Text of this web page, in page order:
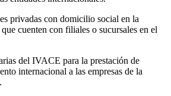
privadas con domicilio social en la
cuenten con filiales o sucursales en el
del IVACE para la prestación de
internacional a las empresas de la